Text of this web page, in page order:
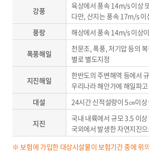
강풍
육상에서 풍속 14m/s 이상
다만, 산지는 풍속 17m/s
풍랑
해상에서 풍속 14m/s 이상
폭풍해일
천문조, 폭풍, 저기압 등의
별로 별도지정
지진해일
한반도의 주변해역 등에서
우리나라 해안가에 해일파
대설
24시간 신적설량이 5㎝이상
지진
국내 내륙에서 규모 3.5 이
국외에서 발생한 자연지진
※ 보험에 가입한 대상시설물이 보험기간 중에 위